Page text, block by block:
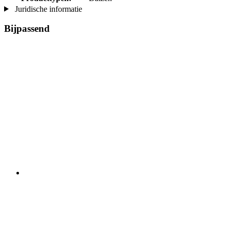
Juridische informatie
Bijpassend